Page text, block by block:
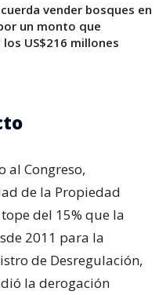
vender bosques en
un monto que
los US$216 millones
al Congreso,
de la Propiedad
del 15% que la
2011 para la
de Desregulación,
la derogación